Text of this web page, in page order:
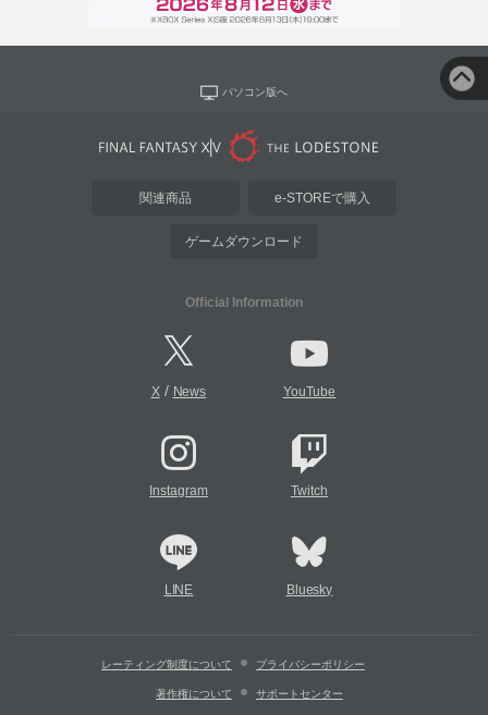
パソコン版へ
関連商品 e-STOREで購入
ゲームダウンロード
Official Information
X/ News YouTube
Instagram Twitch
LINE Bluesky
レーティング制度について プライバシーポリシー
著作権について サポートセンター